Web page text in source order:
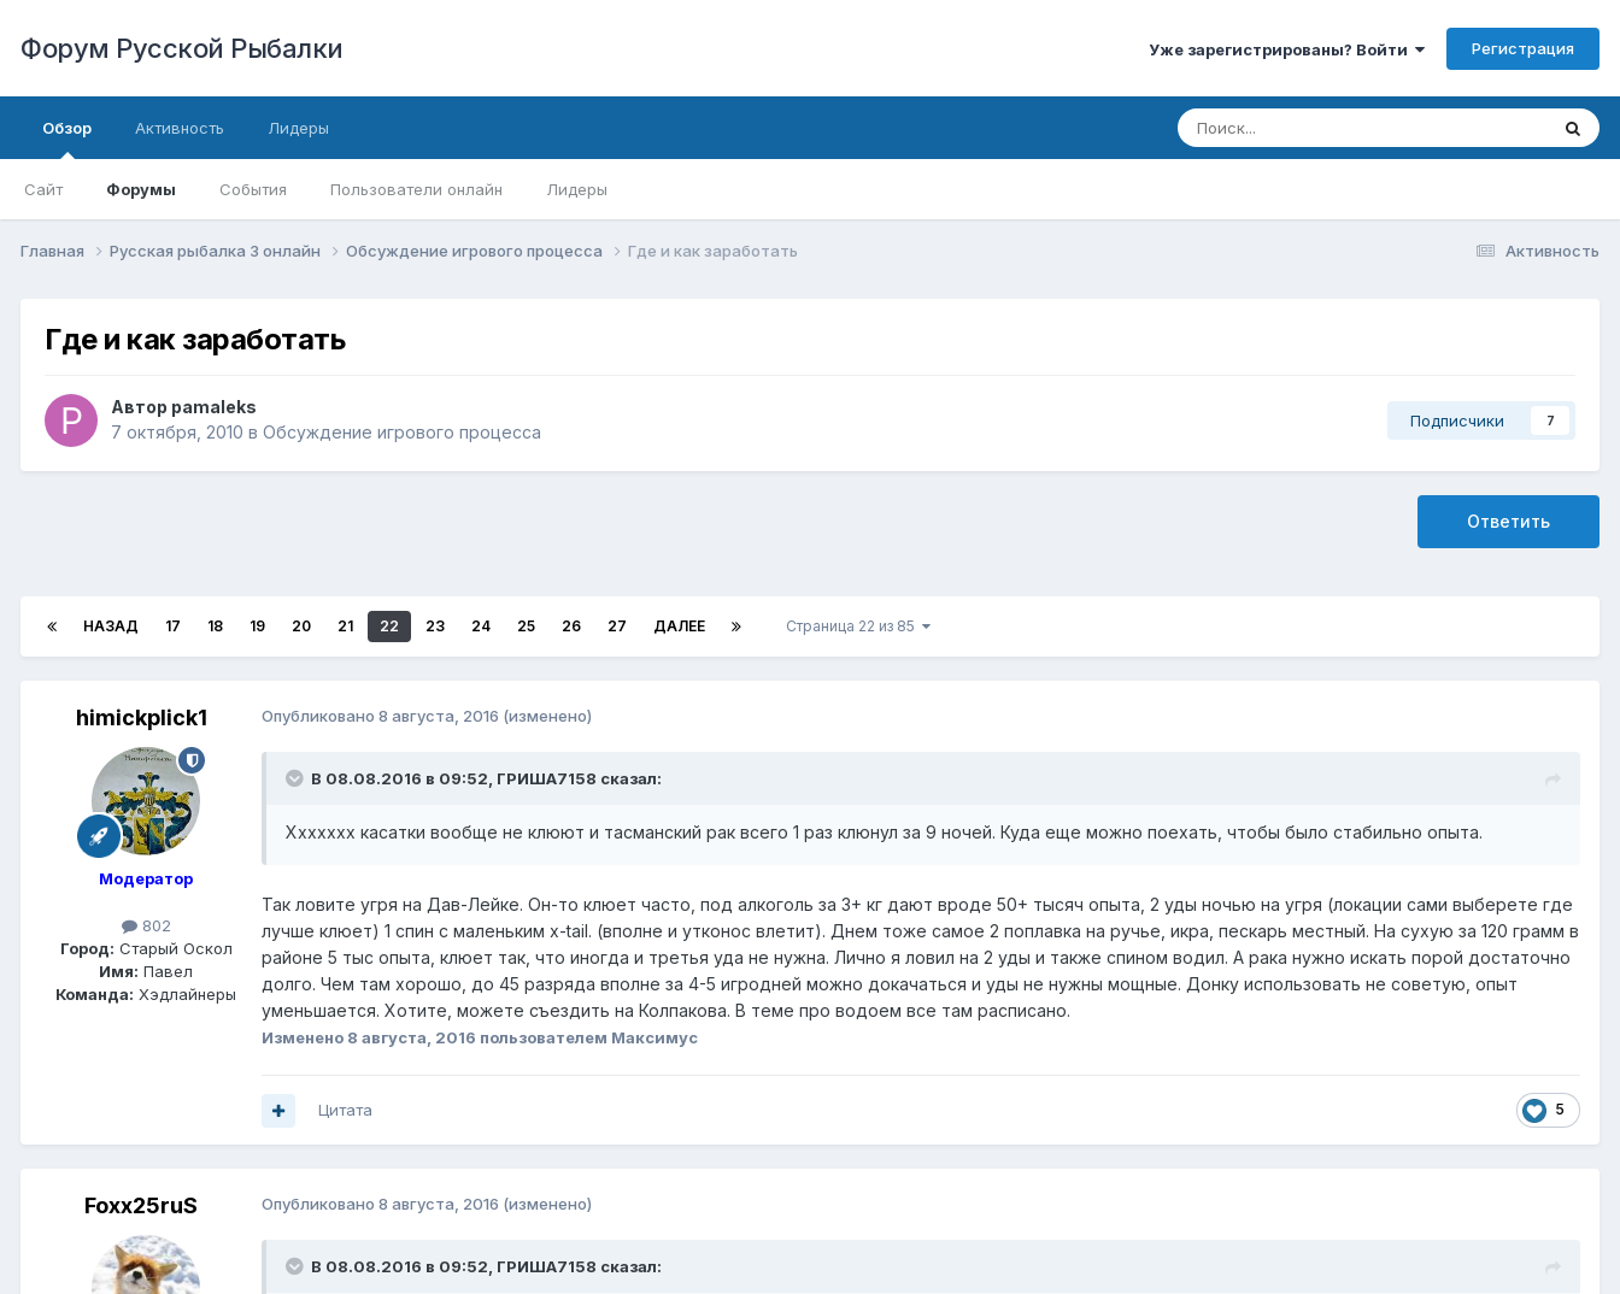
Форум Русской Рыбалки Уже зарегистрированы? Войти Регистрация
Обзор
Сайт Форумы События Пользователи онлайн Лидеры
Активность Лидеры
Активность
Главная Русская рыбалка 3 онлайн Обсуждение игрового процесса Где и как заработать
Где и как заработать
Автор pamaleks
7 октября, 2010 в Обсуждение игрового процесса
Подписчики 7
Ответить
НАЗАД 17 18 19 20 21 22 23 24 25 26 27 ДАЛЕЕ Страница 22 из 85
himickplick1
Модератор
802
Город: Старый Оскол
Имя: Павел
Команда: Хэдлайнеры
Опубликовано 8 августа, 2016 (изменено)
В 08.08.2016 в 09:52, ГРИША7158 сказал:
Ххххххх касатки вообще не клюют и тасманский рак всего 1 раз клюнул за 9 ночей. Куда еще можно поехать, чтобы было стабильно опыта.
Так ловите угря на Дав-Лейке. Он-то клюет часто, под алкоголь за 3+ кг дают вроде 50+ тысяч опыта, 2 уды ночью на угря (локации сами выберете где
лучше клюет) 1 спин с маленьким х-tail. (вполне и утконос влетит). Днем тоже самое 2 поплавка на ручье, икра, пескарь местный. На сухую за 120 грамм в
районе 5 тыс опыта, клюет так, что иногда и третья уда не нужна. Лично я ловил на 2 уды и также спином водил. А рака нужно искать порой достаточно
долго. Чем там хорошо, до 45 разряда вполне за 4-5 игродней можно докачаться и уды не нужны мощные. Донку использовать не советую, опыт
уменьшается. Хотите, можете съездить на Колпакова. В теме про водоем все там расписано.
Изменено 8 августа, 2016 пользователем Максимус
5
Цитата
Foxx25ruS Опубликовано 8 августа, 2016 (изменено)
В 08.08.2016 в 09:52, ГРИША7158 сказал: